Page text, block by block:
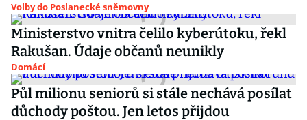
Volby do Poslanecké sněmovny
Ministerstvo vnitra čelilo kyberútoku, řekl
Rakušan. Údaje občanů neunikly
Domácí
Půl milionu seniorů si stále nechává posílat
důchody poštou. Jen letos přijdou